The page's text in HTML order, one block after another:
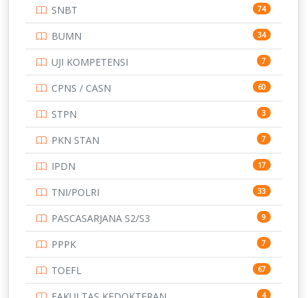
153
345
UNIVERSITAS AIRLANGGA 15
16
15
15
14
14
UNIVERSITAS CENDRAWASIH 14
15
219
SNBT 74
BUMN 34
UJI KOMPETENSI 7
CPNS / CASN 60
STPN 3
PKN STAN 7
IPDN 17
TNI/POLRI 33
PASCASARJANA S2/S3 9
PPPK 7
TOEFL 67
4